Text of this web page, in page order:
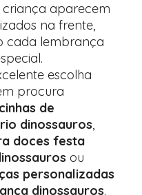
aparecem
na frente,
cada lembrança
escolha
procura
de
dinossauros,
doces festa
ou
personalizadas
dinossauros.